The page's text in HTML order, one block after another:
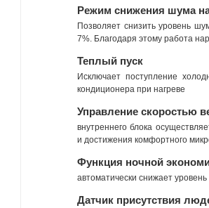
Режим снижения шума
Позволяет снизить уровень
7%. Благодаря этому работа
Теплый пуск
Исключает поступление
кондиционера при нагреве
Управление скоростью
внутреннего блока
и достижения комфортного
Функция ночной
автоматически снижает
Датчик присутствия